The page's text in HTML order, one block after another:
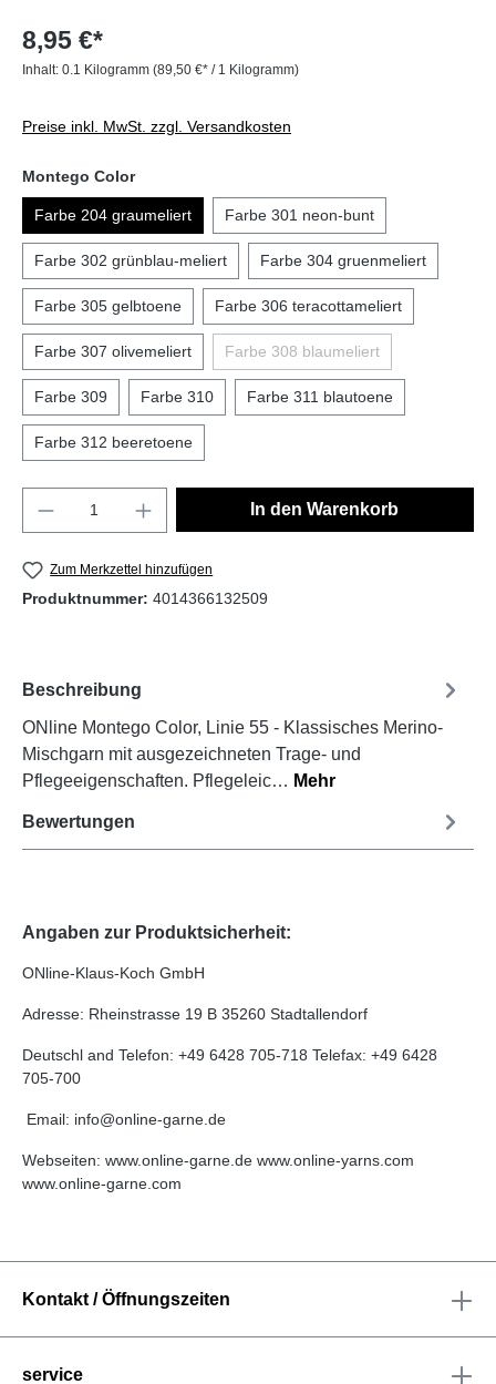
8,95 €*
Inhalt: 0.1 Kilogramm (89,50 €* / 1 Kilogramm)
Preise inkl. MwSt. zzgl. Versandkosten
Montego Color
Farbe 204 graumeliert Farbe 301 neon-bunt
Farbe 302 grünblau-meliert Farbe 304 gruenmeliert
Farbe 305 gelbtoene Farbe 306 teracottameliert
Farbe 307 olivemeliert Farbe 308 blaumeliert
Farbe 309 Farbe 310 Farbe 311 blautoene
Farbe 312 beeretoene
In den Warenkorb
Zum Merkzettel hinzufügen
Produktnummer: 4014366132509
Beschreibung
ONline Montego Color, Linie 55 - Klassisches Merino-
Mischgarn mit ausgezeichneten Trage- und
Pflegeeigenschaften. Pflegeleic… Mehr
Bewertungen
Angaben zur Produktsicherheit:
ONline-Klaus-Koch GmbH
Adresse: Rheinstrasse 19 B 35260 Stadtallendorf
Deutschl and Telefon: +49 6428 705-718 Telefax: +49 6428
705-700
Email: info@online-garne.de
Webseiten: www.online-garne.de www.online-yarns.com
www.online-garne.com
Kontakt / Öffnungszeiten
service